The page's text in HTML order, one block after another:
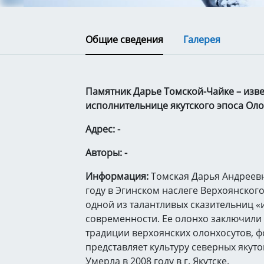
Общие сведения Галерея
Памятник Дарье Томской-Чайке –
исполнительнице якутского эпоса
Адрес: -
Авторы: -
Информация:Томская Дарья
году в Эгинском наслеге
одной из талантливых сказительниц
современности. Ее олонхо заключили
традиции верхоянских олонхосутов,
представляет культуру северных
Умерла в 2008 году в г. Якутске.